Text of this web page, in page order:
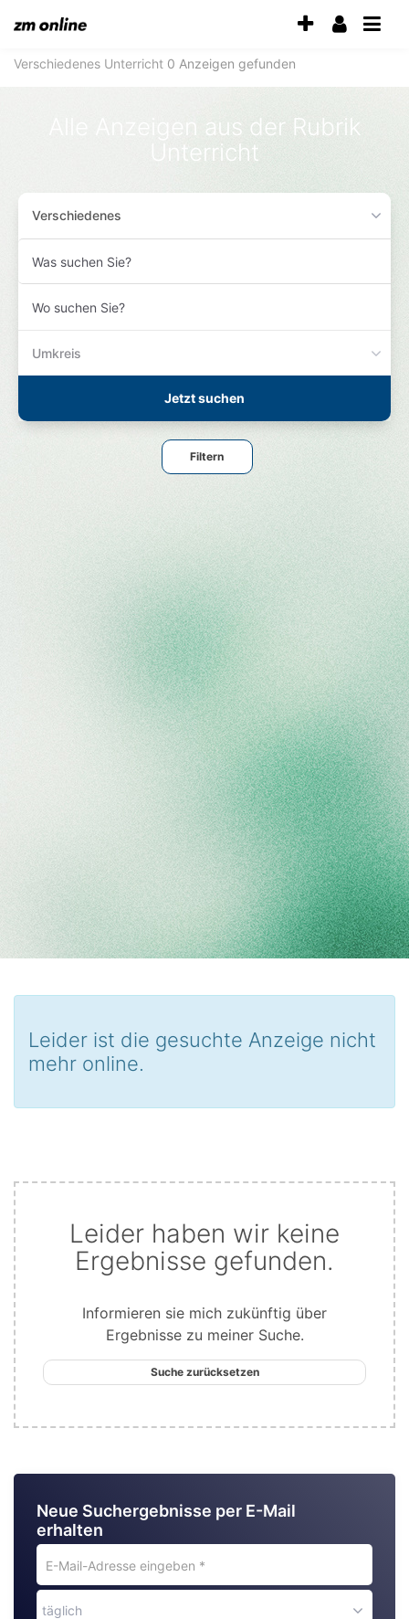
Modus
zur
Verschiedenes Unterricht 0 Anzeigen gefunden
Alle Anzeigen aus der Rubrik
Unterricht
Verschiedenes
suchen
Sie?
suchen
Umkreis
Jetzt suchen
Filtern
Leider ist die gesuchte Anzeige nicht
mehr online.
Leider haben wir keine
Ergebnisse gefunden.
Informieren sie mich zukünftig über
Ergebnisse zu meiner Suche.
Suche zurücksetzen
Neue Suchergebnisse per E-Mail
erhalten
Mail-
Adresse
täglich